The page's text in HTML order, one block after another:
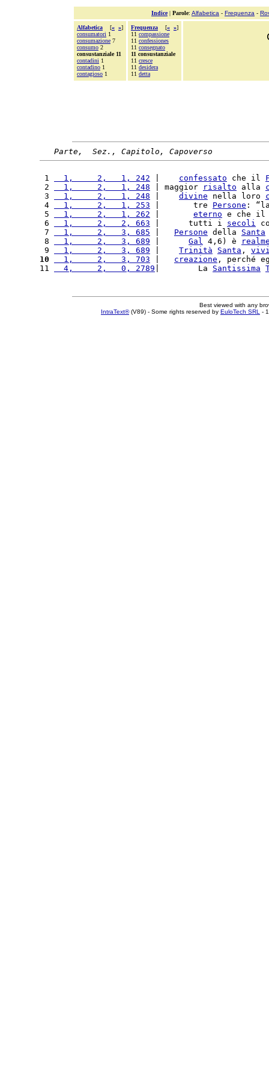
Indice| Parole: Alfabetica - Frequenza -
Alfabetica [« »]
consumatori 1
consumazione 7
consumo 2
consustanziale 11
contadini 1
contadino 1
contagioso 1
Frequenza [« »]
11 compassione
11 confessiones
11 consegnato
11 consustanziale
11 cresce
11 desidera
11 detta
Parte,  Sez., Capitolo, Capoverso
1
  1,     2,   1, 242
confessato che il
2
  1,     2,   1, 248
| maggior risalto alla
3
  1,     2,   1, 248
divine nella loro
4
  1,     2,   1, 253
|       tre Persone :
5
  1,     2,   1, 262
eterno e che
6
  1,     2,   2, 663
|      tutti i secoli
7
  1,     2,   3, 685
Persone della Santa
8
  1,     2,   3, 689
Gal 4,6) è
9
  1,     2,   3, 689
Trinità Santa ,
10
  1,     2,   3, 703
creazione , perché
11
  4,     2,   0, 2789
|        La Santissima
Best viewed with any
IntraText®(V89) - Some rights reserved by EuloTech SRL -